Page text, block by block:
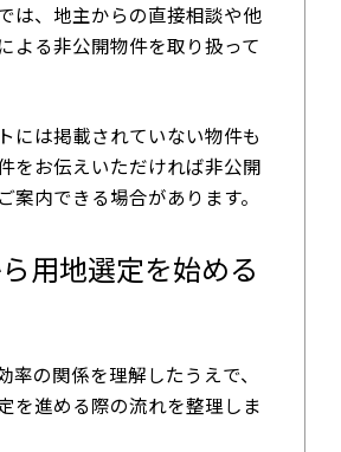
は、地主からの直接相談や他
よる非公開物件を取り扱って
には掲載されていない物件も
をお伝えいただければ非公開
案内できる場合があります。
用地選定を始める
率の関係を理解したうえで、
を進める際の流れを整理しま